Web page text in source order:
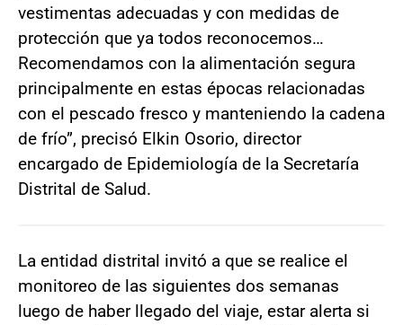
vestimentas adecuadas y con medidas de
protección que ya todos reconocemos…
Recomendamos con la alimentación segura
principalmente en estas épocas relacionadas
con el pescado fresco y manteniendo la cadena
de frío”, precisó Elkin Osorio, director
encargado de Epidemiología de la Secretaría
Distrital de Salud.
La entidad distrital invitó a que se realice el
monitoreo de las siguientes dos semanas
luego de haber llegado del viaje, estar alerta si